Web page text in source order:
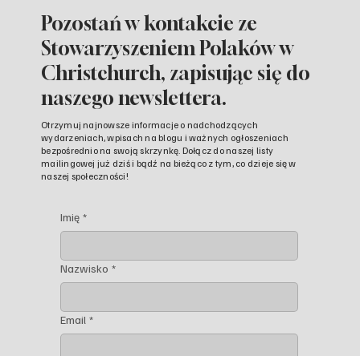
Pozostań w kontakcie ze
Stowarzyszeniem Polaków w
Christchurch, zapisując się do
naszego newslettera.
Otrzymuj najnowsze informacje o nadchodzących
wydarzeniach, wpisach na blogu i ważnych ogłoszeniach
bezpośrednio na swoją skrzynkę. Dołącz do naszej listy
mailingowej już dziś i bądź na bieżąco z tym, co dzieje się w
naszej społeczności!
Imię *
Nazwisko *
Email *